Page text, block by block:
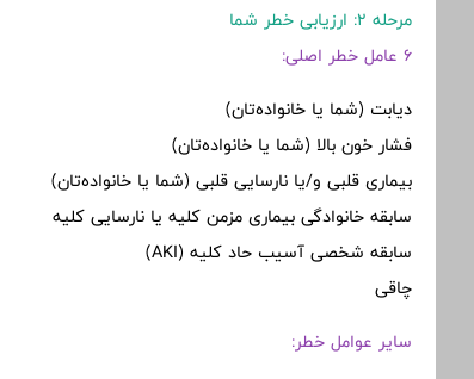
مرحله 2: ارزیابی خطر شما
6 عامل خطر اصلی:
دیابت (شما یا خانواده‌تان)
فشار خون بالا (شما یا خانواده‌تان)
بیماری قلبی و/یا نارسایی قلبی (شما یا خانواده‌تان)
سابقه خانوادگی بیماری مزمن کلیه یا نارسایی کلیه
سابقه شخصی آسیب حاد کلیه (AKI)
چاقی
سایر عوامل خطر: